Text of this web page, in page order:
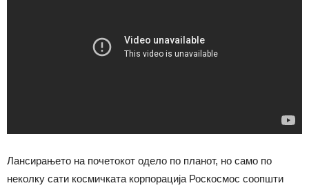
Лансирањето на почетокот одело по планот, но само по
неколку сати космичката корпорација Роскосмос соопшти